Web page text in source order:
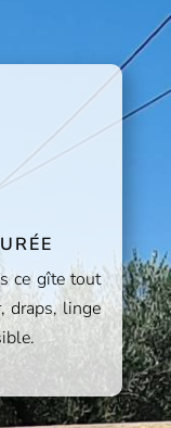
ce gîte tout
draps, linge